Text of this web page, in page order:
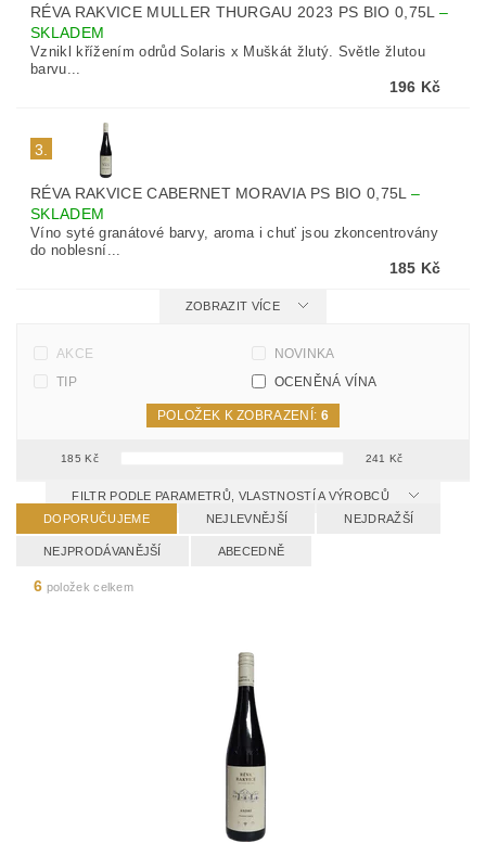
RÉVA RAKVICE MULLER THURGAU 2023 PS BIO 0,75L –
SKLADEM
Vznikl křížením odrůd Solaris x Muškát žlutý. Světle žlutou
barvu...
196 Kč
3.
RÉVA RAKVICE CABERNET MORAVIA PS BIO 0,75L –
SKLADEM
Víno syté granátové barvy, aroma i chuť jsou zkoncentrovány
do noblesní...
185 Kč
ZOBRAZIT VÍCE
AKCE
NOVINKA
TIP
OCENĚNÁ VÍNA
185 Kč 241 Kč
POLOŽEK K ZOBRAZENÍ: 6
FILTR PODLE PARAMETRŮ, VLASTNOSTÍ A VÝROBCŮ
DOPORUČUJEME
NEJLEVNĚJŠÍ NEJDRAŽŠÍ
NEJPRODÁVANĚJŠÍ ABECEDNĚ
6 položek celkem